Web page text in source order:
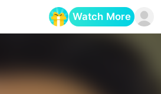
Watch More